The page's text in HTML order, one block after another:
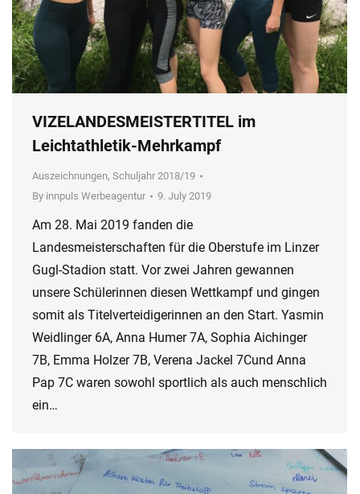
VIZELANDESMEISTERTITEL im
Leichtathletik-Mehrkampf
Auszeichnungen, Schuljahr 2018/19
By innpuls Werbeagentur 9. July 2019
Am 28. Mai 2019 fanden die
Landesmeisterschaften für die Oberstufe im Linzer
Gugl-Stadion statt. Vor zwei Jahren gewannen
unsere Schülerinnen diesen Wettkampf und gingen
somit als Titelverteidigerinnen an den Start. Yasmin
Weidlinger 6A, Anna Humer 7A, Sophia Aichinger
7B, Emma Holzer 7B, Verena Jackel 7Cund Anna
Pap 7C waren sowohl sportlich als auch menschlich
ein…